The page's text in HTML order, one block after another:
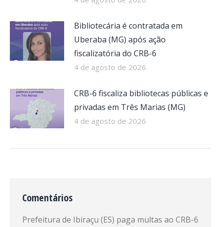
Bibliotecária é contratada em
Uberaba (MG) após ação
fiscalizatória do CRB-6
4 de agosto de 2026
CRB-6 fiscaliza bibliotecas públicas e
privadas em Três Marias (MG)
4 de agosto de 2026
Comentários
Prefeitura de Ibiraçu (ES) paga multas ao CRB-6